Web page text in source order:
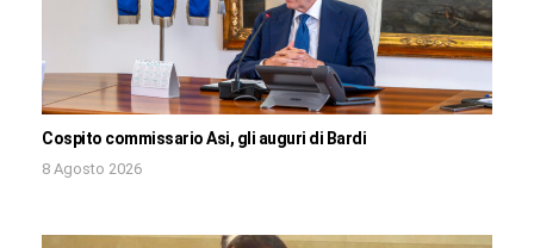
Cospito commissario Asi, gli auguri di Bardi
8 Agosto 2026